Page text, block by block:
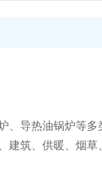
导热油锅炉等
筑、供暖、烟草